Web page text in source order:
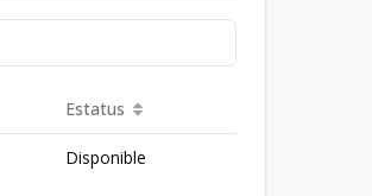
Estatus
Disponible